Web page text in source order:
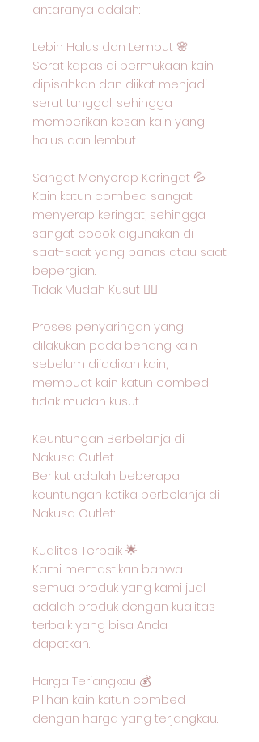
antaranya adalah:
Lebih Halus dan Lembut 🌸
Serat kapas di permukaan kain
dipisahkan dan diikat menjadi
serat tunggal, sehingga
memberikan kesan kain yang
halus dan lembut.
Sangat Menyerap Keringat 💦
Kain katun combed sangat
menyerap keringat, sehingga
sangat cocok digunakan di
saat-saat yang panas atau saat
bepergian.
Tidak Mudah Kusut 🙅‍♂️
Proses penyaringan yang
dilakukan pada benang kain
sebelum dijadikan kain,
membuat kain katun combed
tidak mudah kusut.
Keuntungan Berbelanja di
Nakusa Outlet
Berikut adalah beberapa
keuntungan ketika berbelanja di
Nakusa Outlet:
Kualitas Terbaik 🌟
Kami memastikan bahwa
semua produk yang kami jual
adalah produk dengan kualitas
terbaik yang bisa Anda
dapatkan.
Harga Terjangkau 💰
Pilihan kain katun combed
dengan harga yang terjangkau.